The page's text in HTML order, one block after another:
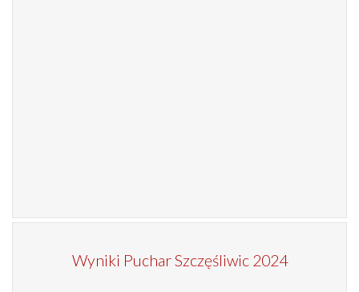
Wyniki Puchar Szczęśliwic 2024